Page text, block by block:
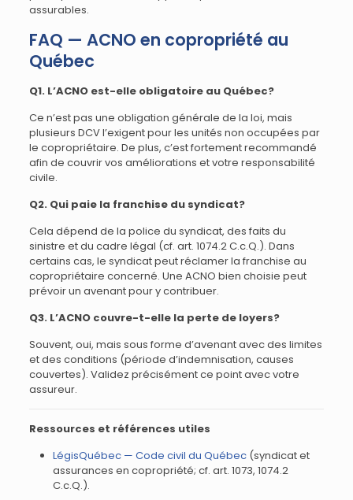
assurables.
FAQ — ACNO en copropriété au
Québec
Q1. L’ACNO est-elle obligatoire au Québec?
Ce n’est pas une obligation générale de la loi, mais
plusieurs DCV l’exigent pour les unités non occupées par
le copropriétaire. De plus, c’est fortement recommandé
afin de couvrir vos améliorations et votre responsabilité
civile.
Q2. Qui paie la franchise du syndicat?
Cela dépend de la police du syndicat, des faits du
sinistre et du cadre légal (cf. art. 1074.2 C.c.Q.). Dans
certains cas, le syndicat peut réclamer la franchise au
copropriétaire concerné. Une ACNO bien choisie peut
prévoir un avenant pour y contribuer.
Q3. L’ACNO couvre-t-elle la perte de loyers?
Souvent, oui, mais sous forme d’avenant avec des limites
et des conditions (période d’indemnisation, causes
couvertes). Validez précisément ce point avec votre
assureur.
Ressources et références utiles
LégisQuébec — Code civil du Québec(syndicat et
assurances en copropriété; cf. art. 1073, 1074.2
C.c.Q.).